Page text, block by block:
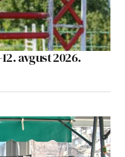
avgust 2026.